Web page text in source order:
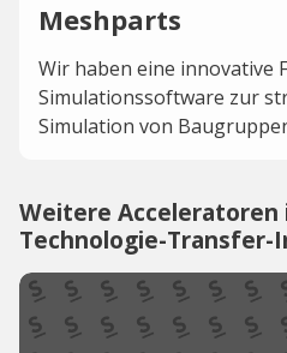
Meshparts
Wir haben eine innovative
Simulationssoftware zur
Simulation von
Weitere Acceleratoren
Technologie-